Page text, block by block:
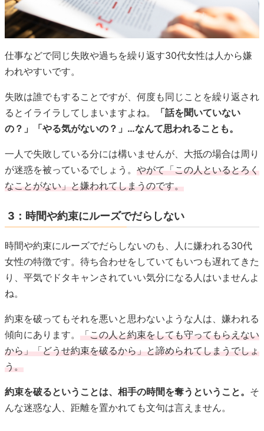
仕事などで同じ失敗や過ちを繰り返す30代女性は人から嫌
われやすいです。
失敗は誰でもすることですが、何度も同じことを繰り返され
るとイライラしてしまいますよね。
「話を聞いていない
の？」「やる気がないの？」…なんて思われることも。
一人で失敗している分には構いませんが、大抵の場合は周り
が迷惑を被っているでしょう。 やがて「この人といるとろく
なことがない」と嫌われてしまうのです。
3：時間や約束にルーズでだらしない
時間や約束にルーズでだらしないのも、人に嫌われる30代
女性の特徴です。待ち合わせをしていてもいつも遅れてきた
り、平気でドタキャンされていい気分になる人はいませんよ
ね。
約束を破ってもそれを悪いと思わないような人は、嫌われる
傾向にあります。 「この人と約束をしても守ってもらえない
から」「どうせ約束を破るから」と諦められてしまうでしょ
う。
約束を破るということは、相手の時間を奪うということ。 そ
んな迷惑な人、距離を置かれても文句は言えません。